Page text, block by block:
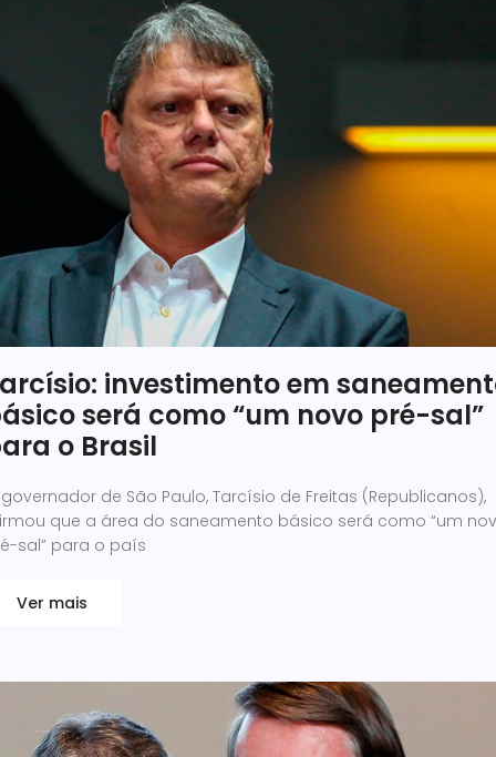
investimento em
será como “um novo pré-sal”
o Brasil
de São Paulo, Tarcísio de Freitas (Republicanos),
que a área do saneamento básico será como “um
sal” para o país
Ver mais